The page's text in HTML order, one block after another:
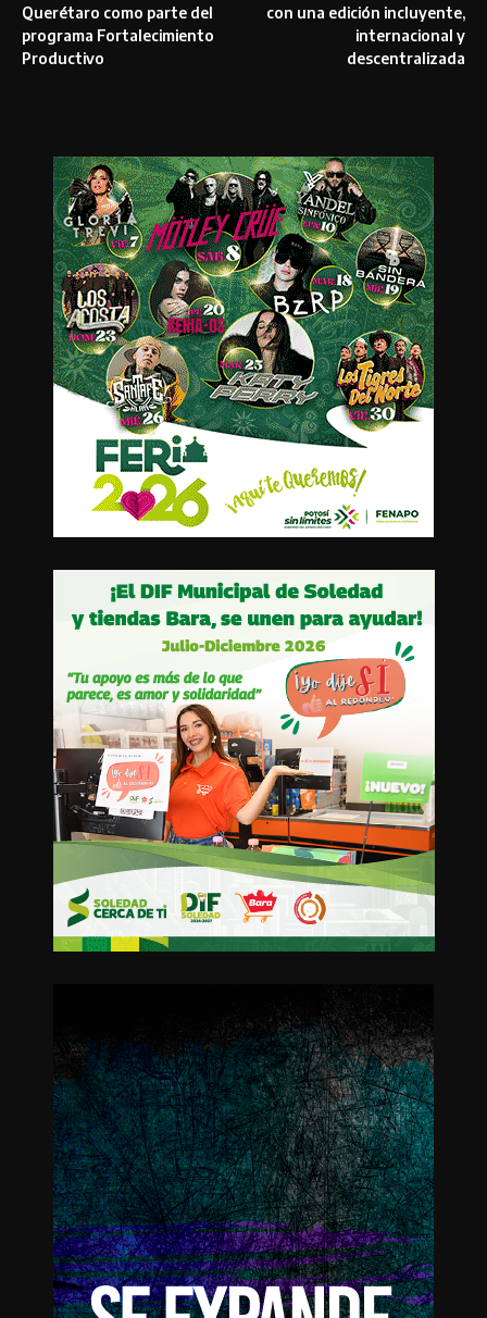
Querétaro como parte del
programa Fortalecimiento
Productivo
con una edición incluyente,
internacional y
descentralizada